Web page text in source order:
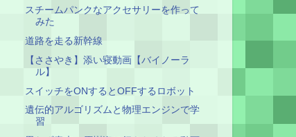
スチームパンクなアクセサリーを作って
みた
道路を走る新幹線
【ささやき】添い寝動画【バイノーラ
ル】
スイッチをONするとOFFするロボット
遺伝的アルゴリズムと物理エンジンで学
習